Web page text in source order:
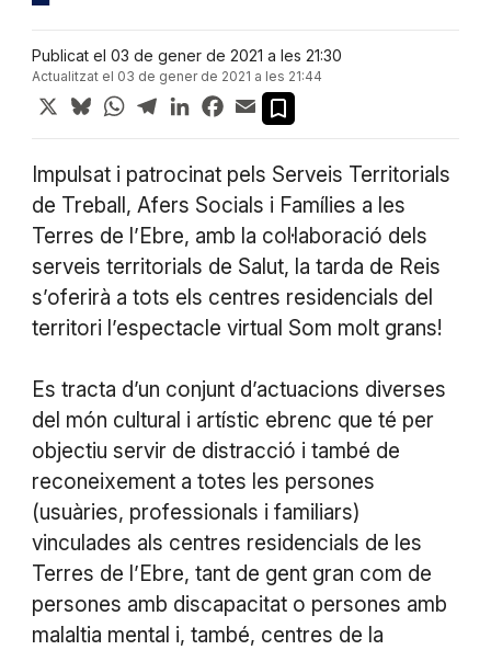
Publicat el 03 de gener de 2021 a les 21:30
Actualitzat el 03 de gener de 2021 a les 21:44
X BlueskyWhatsApp
TelegramLinkedInFacebook
Email
Impulsat i patrocinat pels Serveis Territorials
de Treball, Afers Socials i Famílies a les
Terres de l’Ebre, amb la col·laboració dels
serveis territorials de Salut, la tarda de Reis
s’oferirà a tots els centres residencials del
territori l’espectacle virtual Som molt grans!
Es tracta d’un conjunt d’actuacions diverses
del món cultural i artístic ebrenc que té per
objectiu servir de distracció i també de
reconeixement a totes les persones
(usuàries, professionals i familiars)
vinculades als centres residencials de les
Terres de l’Ebre, tant de gent gran com de
persones amb discapacitat o persones amb
malaltia mental i, també, centres de la